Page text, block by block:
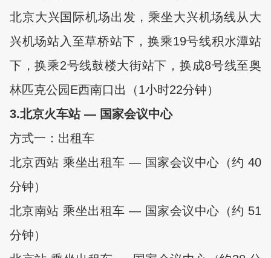
北京大兴国际机场出发，乘坐大兴机场线从大
兴机场站入至草桥站下，换乘19号线积水潭站
下，换乘2号线鼓楼大街站下，换成8号线至奥
林匹克公园E西南口出（1小时22分钟）
3.北京火车站 — 国家会议中心
方式一：出租车
北京西站 乘坐出租车 — 国家会议中心（约 40
分钟）
北京南站 乘坐出租车 — 国家会议中心（约 51
分钟）